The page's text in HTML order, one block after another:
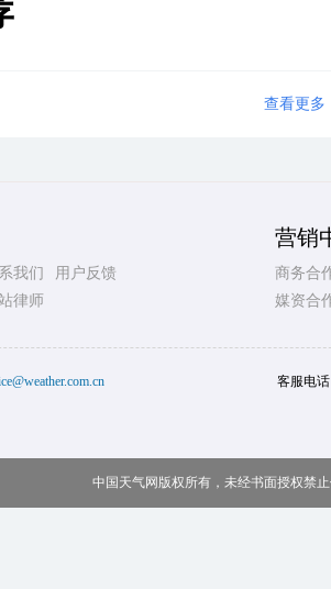
查看更多
我们
用户反馈
律师
营销
商务合
媒资合
客服电
中国天气网版权所有，未经书面授权